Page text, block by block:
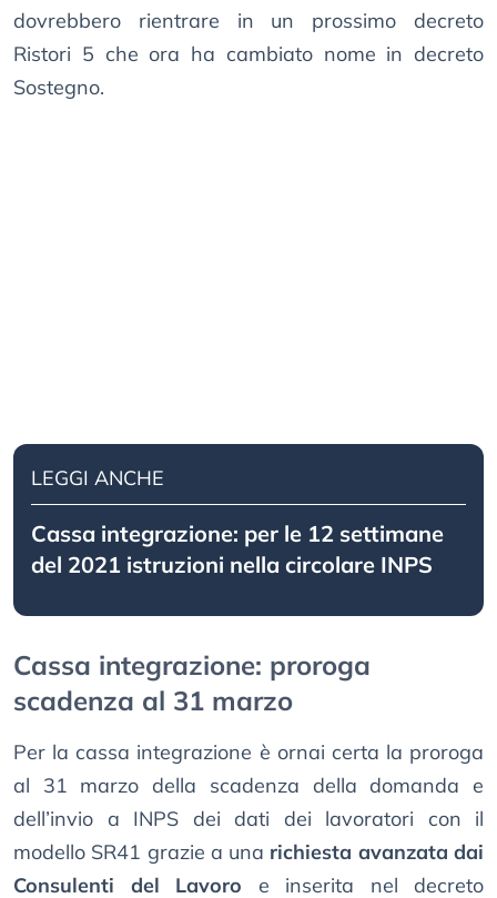
dovrebbero rientrare in un prossimo decreto
Ristori 5 che ora ha cambiato nome in decreto
Sostegno.
LEGGI ANCHE
Cassa integrazione: per le 12 settimane
del 2021 istruzioni nella circolare INPS
Cassa integrazione: proroga
scadenza al 31 marzo
Per la cassa integrazione è ornai certa la proroga
al 31 marzo della scadenza della domanda e
dell’invio a INPS dei dati dei lavoratori con il
modello SR41 grazie a una richiesta avanzata dai
Consulenti del Lavoro e inserita nel decreto